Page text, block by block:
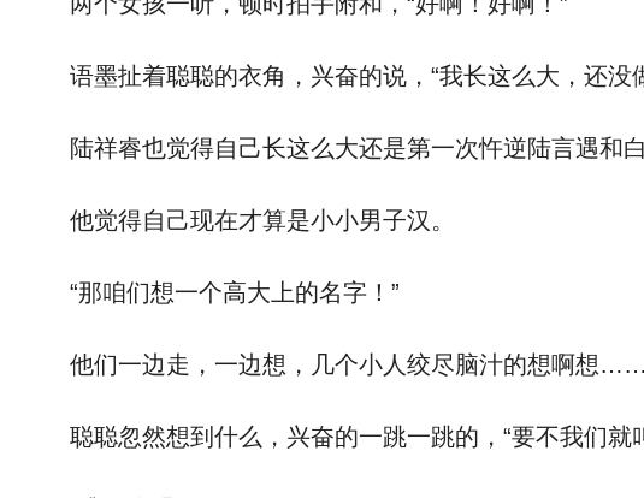
语墨扯着聪聪的衣角，兴奋的说，“我长这么大，还没
陆祥睿也觉得自己长这么大还是第一次忤逆陆言遇和白
他觉得自己现在才算是小小男子汉。
“那咱们想一个高大上的名字！”
他们一边走，一边想，几个小人绞尽脑汁的想啊想……
聪聪忽然想到什么，兴奋的一跳一跳的，“要不我们就